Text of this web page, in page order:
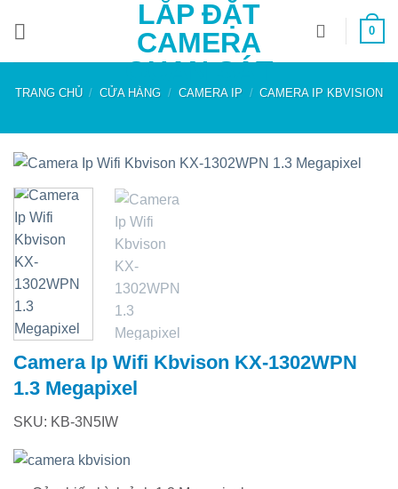
LẮP ĐẶT
CAMERA
QUAN SÁT
0
TRANG CHỦ / CỬA HÀNG / CAMERA IP / CAMERA IP KBVISION
Camera Ip Wifi Kbvison KX-1302WPN
1.3 Megapixel
SKU: KB-3N5IW